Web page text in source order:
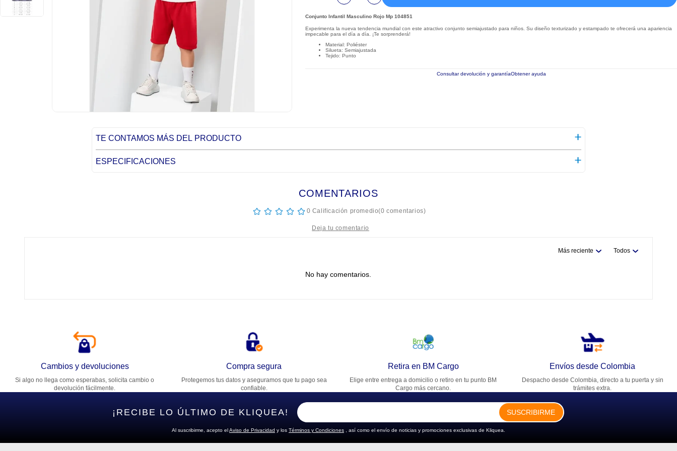
Conjunto Infantil Masculino Rojo Mp 104851
Experimenta la nueva tendencia mundial con este atractivo conjunto semiajustado para niños. Su diseño texturizado y estampado te ofrecerá una apariencia
impecable para el día a día. ¡Te sorprenderá!
Material: Poliéster
Silueta: Semiajustada
Tejido: Punto
Consultar devolución y garantíaObtener ayuda
TE CONTAMOS MÁS DEL PRODUCTO
ESPECIFICACIONES
COMENTARIOS
☆ ☆ ☆ ☆ ☆ 0 Calificación promedio(0 comentarios)
Dirección de email
Escribe un comentario
Más reciente Todos
No hay comentarios.
Cambios y devoluciones
Si algo no llega como esperabas, solicita cambio o
devolución fácilmente.
Compra segura
Protegemos tus datos y aseguramos que tu pago sea
confiable.
Retira en BM Cargo
Elige entre entrega a domicilio o retiro en tu punto BM
Cargo más cercano.
Envíos desde Colombia
Despacho desde Colombia, directo a tu puerta y sin
trámites extra.
¡RECIBE LO ÚLTIMO DE KLIQUEA! SUSCRIBIRME
Al suscribirme, acepto elAviso de Privacidad y los Términos y Condiciones , así como el envío de noticias y promociones exclusivas de Kliquea.